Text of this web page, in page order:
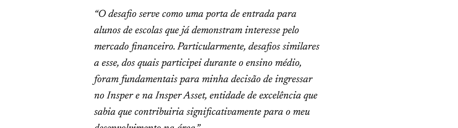
“O desafio serve como uma porta de entrada para
alunos de escolas que já demonstram interesse pelo
mercado financeiro. Particularmente, desafios similares
a esse, dos quais participei durante o ensino médio,
foram fundamentais para minha decisão de ingressar
no Insper e na Insper Asset, entidade de excelência que
sabia que contribuiria significativamente para o meu